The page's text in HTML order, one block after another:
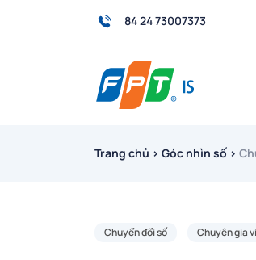
84 24 73007373
Trang chủ › Góc nhìn số ›
Chuyển đổi số Chuyên gia